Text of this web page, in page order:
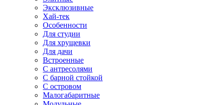
Эксклюзивные
Хай-тек
Особенности
Для студии
Для хрущевки
Для дачи
Встроенные
С антресолями
С барной стойкой
С островом
Малогабаритные